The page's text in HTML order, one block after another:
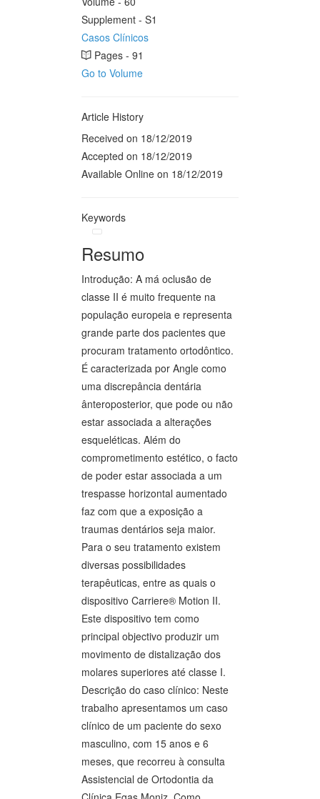
Supplement - S1
Casos Clínicos
Pages - 91
Go to Volume
Article History
Received on 18/12/2019
Accepted on 18/12/2019
Available Online on 18/12/2019
Keywords
Resumo
Introdução: A má oclusão de
classe II é muito frequente na
população europeia e representa
grande parte dos pacientes que
procuram tratamento ortodôntico.
É caracterizada por Angle como
uma discrepância dentária
ânteroposterior, que pode ou não
estar associada a alterações
esqueléticas. Além do
comprometimento estético, o facto
de poder estar associada a um
trespasse horizontal aumentado
faz com que a exposição a
traumas dentários seja maior.
Para o seu tratamento existem
diversas possibilidades
terapêuticas, entre as quais o
dispositivo Carriere® Motion II.
Este dispositivo tem como
principal objectivo produzir um
movimento de distalização dos
molares superiores até classe I.
Descrição do caso clínico: Neste
trabalho apresentamos um caso
clínico de um paciente do sexo
masculino, com 15 anos e 6
meses, que recorreu à consulta
Assistencial de Ortodontia da